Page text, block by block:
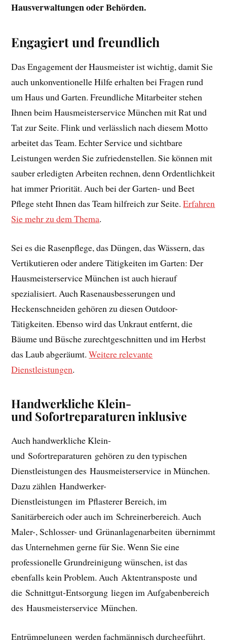
Hausverwaltungen oder Behörden.
Engagiert und freundlich
Das Engagement der Hausmeister ist wichtig, damit Sie
auch unkonventionelle Hilfe erhalten bei Fragen rund
um Haus und Garten. Freundliche Mitarbeiter stehen
Ihnen beim Hausmeisterservice München mit Rat und
Tat zur Seite. Flink und verlässlich nach diesem Motto
arbeitet das Team. Echter Service und sichtbare
Leistungen werden Sie zufriedenstellen. Sie können mit
sauber erledigten Arbeiten rechnen, denn Ordentlichkeit
hat immer Priorität. Auch bei der Garten- und Beet
Pflege steht Ihnen das Team hilfreich zur Seite.Erfahren
Sie mehr zu dem Thema.
Sei es die Rasenpflege, das Düngen, das Wässern, das
Vertikutieren oder andere Tätigkeiten im Garten: Der
Hausmeisterservice München ist auch hierauf
spezialisiert. Auch Rasenausbesserungen und
Heckenschneiden gehören zu diesen Outdoor-
Tätigkeiten. Ebenso wird das Unkraut entfernt, die
Bäume und Büsche zurechtgeschnitten und im Herbst
das Laub abgeräumt.Weitere relevante
Dienstleistungen.
Handwerkliche Klein-
und Sofortreparaturen inklusive
Auch handwerkliche Klein-
und Sofortreparaturen gehören zu den typischen
Dienstleistungen des Hausmeisterservice in München.
Dazu zählen Handwerker-
Dienstleistungen im Pflasterer Bereich, im
Sanitärbereich oder auch im Schreinerbereich. Auch
Maler-, Schlosser- und Grünanlagenarbeiten übernimmt
das Unternehmen gerne für Sie. Wenn Sie eine
professionelle Grundreinigung wünschen, ist das
ebenfalls kein Problem. Auch Aktentransposte und
die Schnittgut-Entsorgung liegen im Aufgabenbereich
des Hausmeisterservice München.
Entrümpelungen werden fachmännisch durchgeführt.